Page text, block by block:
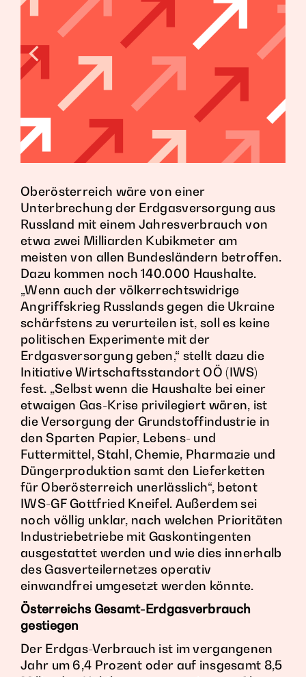
Oberösterreich wäre von einer
Unterbrechung der Erdgasversorgung aus
Russland mit einem Jahresverbrauch von
etwa zwei Milliarden Kubikmeter am
meisten von allen Bundesländern betroffen.
Dazu kommen noch 140.000 Haushalte.
„Wenn auch der völkerrechtswidrige
Angriffskrieg Russlands gegen die Ukraine
schärfstens zu verurteilen ist, soll es keine
politischen Experimente mit der
Erdgasversorgung geben,“ stellt dazu die
Initiative Wirtschaftsstandort OÖ (IWS)
fest. „Selbst wenn die Haushalte bei einer
etwaigen Gas-Krise privilegiert wären, ist
die Versorgung der Grundstoffindustrie in
den Sparten Papier, Lebens- und
Futtermittel, Stahl, Chemie, Pharmazie und
Düngerproduktion samt den Lieferketten
für Oberösterreich unerlässlich“, betont
IWS-GF Gottfried Kneifel. Außerdem sei
noch völlig unklar, nach welchen Prioritäten
Industriebetriebe mit Gaskontingenten
ausgestattet werden und wie dies innerhalb
des Gasverteilernetzes operativ
einwandfrei umgesetzt werden könnte.
Österreichs Gesamt-Erdgasverbrauch
gestiegen
Der Erdgas-Verbrauch ist im vergangenen
Jahr um 6,4 Prozent oder auf insgesamt 8,5